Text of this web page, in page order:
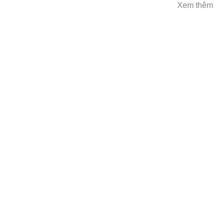
Xem thêm